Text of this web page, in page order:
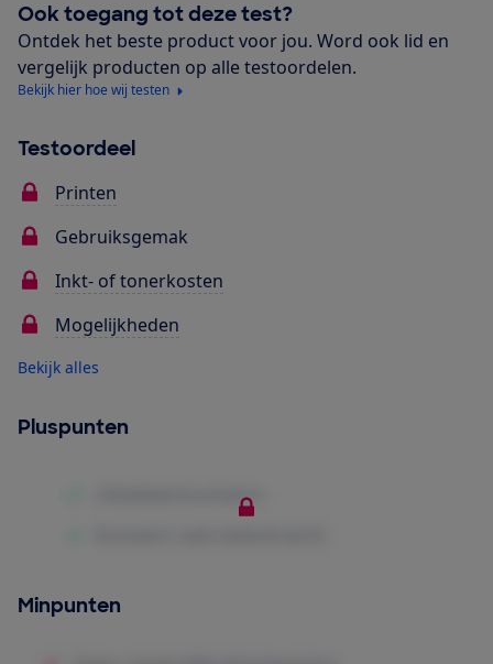
Ook toegang tot deze test?
Ontdek het beste product voor jou. Word ook lid en
vergelijk producten op alle testoordelen.
Bekijk hier hoe wij testen
Testoordeel
Printen
Gebruiksgemak
Inkt- of tonerkosten
Mogelijkheden
Bekijk alles
Pluspunten
Minpunten